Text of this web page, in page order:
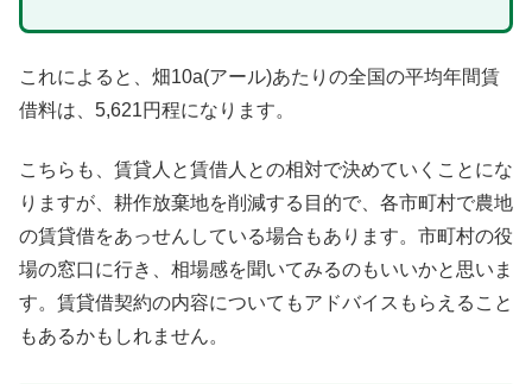
これによると、畑10a(アール)あたりの全国の平均年間賃
借料は、5,621円程になります。
こちらも、賃貸人と賃借人との相対で決めていくことにな
りますが、耕作放棄地を削減する目的で、各市町村で農地
の賃貸借をあっせんしている場合もあります。市町村の役
場の窓口に行き、相場感を聞いてみるのもいいかと思いま
す。賃貸借契約の内容についてもアドバイスもらえること
もあるかもしれません。